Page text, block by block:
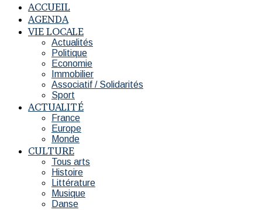
ACCUEIL
AGENDA
VIE LOCALE
Actualités
Politique
Economie
Immobilier
Associatif / Solidarités
Sport
ACTUALITÉ
France
Europe
Monde
CULTURE
Tous arts
Histoire
Littérature
Musique
Danse